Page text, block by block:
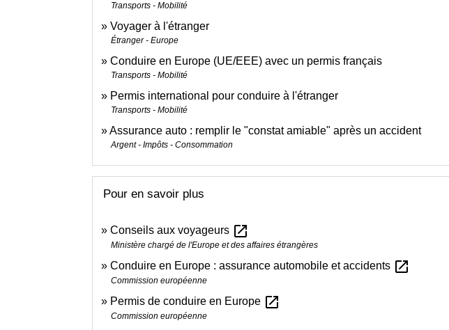
Transports - Mobilité
Voyager à l'étranger
Étranger - Europe
Conduire en Europe (UE/EEE) avec un permis français
Transports - Mobilité
Permis international pour conduire à l'étranger
Transports - Mobilité
Assurance auto : remplir le "constat amiable" après un accident
Argent - Impôts - Consommation
Pour en savoir plus
Conseils aux voyageurs open_in_new
Ministère chargé de l'Europe et des affaires étrangères
Conduire en Europe : assurance automobile et accidents open_in_new
Commission européenne
Permis de conduire en Europe open_in_new
Commission européenne